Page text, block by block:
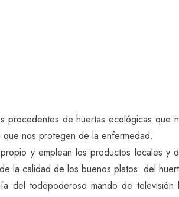
procedentes de huertas ecológicas que
que nos protegen de la enfermedad.
y emplean los productos locales y
la calidad de los buenos platos: del
del todopoderoso mando de televisión